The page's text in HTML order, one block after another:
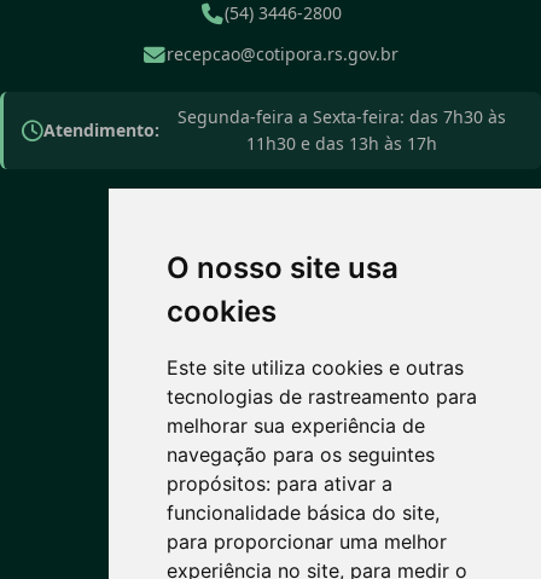
O nosso site usa
cookies
Este site utiliza cookies e outras
tecnologias de rastreamento para
melhorar sua experiência de
navegação para os seguintes
propósitos: para ativar a
funcionalidade básica do site,
para proporcionar uma melhor
experiência no site, para medir o
(54) 3446-2800
recepcao@cotipora.rs.gov.br
Atendimento:
Segunda-feira a Sexta-feira: das 7h30 às
11h30 e das 13h às 17h
PREVISÃO DO TEMPO
4°C
Céu limpo
Máx: 14° • Mín: 2°